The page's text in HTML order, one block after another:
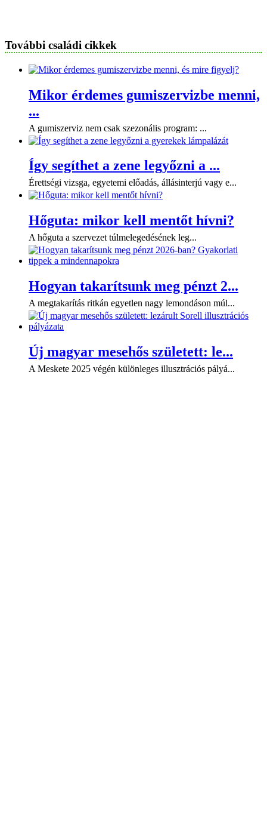
További családi cikkek
Mikor érdemes gumiszervizbe menni,
...
A gumiszerviz nem csak szezonális program: ...
Így segíthet a zene legyőzni a ...
Érettségi vizsga, egyetemi előadás, állásinterjú vagy e...
Hőguta: mikor kell mentőt hívni?
A hőguta a szervezet túlmelegedésének leg...
Hogyan takarítsunk meg pénzt 2...
A megtakarítás ritkán egyetlen nagy lemondáson múl...
Új magyar mesehős született: le...
A Meskete 2025 végén különleges illusztrációs pályá...